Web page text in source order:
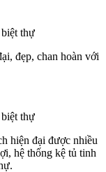
đẹp, chan hoàn với
hiện đại được nhiều
hệ thống kệ tủ tinh